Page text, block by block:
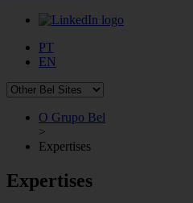
PT
EN
O Grupo Bel
>
Expertises
Expertises